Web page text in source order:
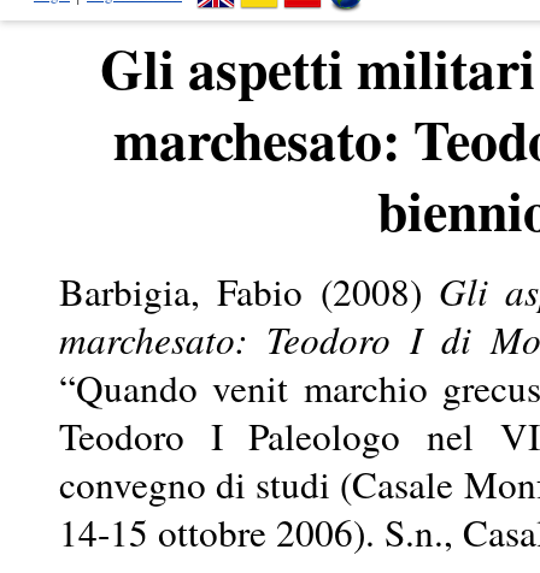
Gli aspetti
marchesato:
Barbigia, Fabio (2008) Gli
marchesato: Teodoro I di
“Quando venit marchio
Teodoro I Paleologo nel
convegno di studi (Casale
14-15 ottobre 2006). S.n.,